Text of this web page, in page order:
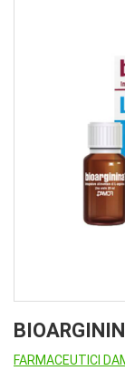
FARMACEUTICI